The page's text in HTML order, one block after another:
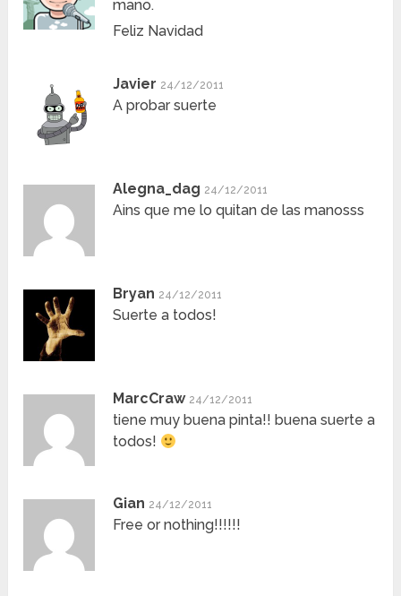
mano.
Feliz Navidad
Javier 24/12/2011
A probar suerte
Alegna_dag 24/12/2011
Ains que me lo quitan de las manosss
Bryan 24/12/2011
Suerte a todos!
MarcCraw 24/12/2011
tiene muy buena pinta!! buena suerte a
todos!
Gian 24/12/2011
Free or nothing!!!!!!